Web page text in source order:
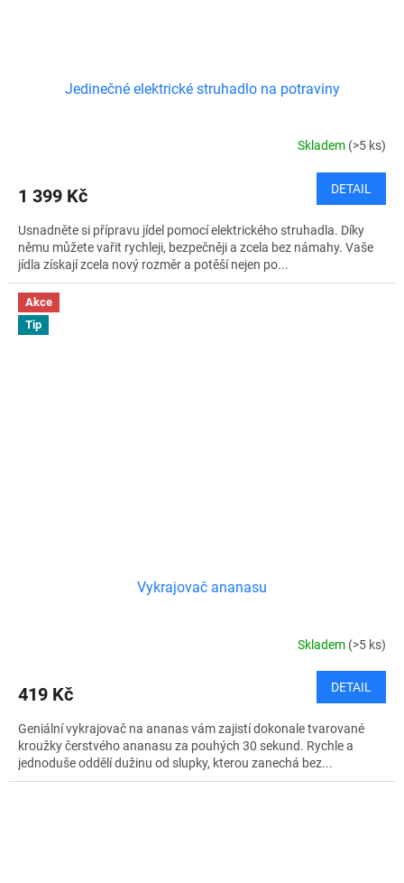
Jedinečné elektrické struhadlo na potraviny
Skladem (>5 ks)
1 399 Kč DETAIL
Usnadněte si přípravu jídel pomocí elektrického struhadla. Díky
němu můžete vařit rychleji, bezpečněji a zcela bez námahy. Vaše
jídla získají zcela nový rozměr a potěší nejen po...
Akce
Tip
Vykrajovač ananasu
Skladem (>5 ks)
419 Kč DETAIL
Geniální vykrajovač na ananas vám zajistí dokonale tvarované
kroužky čerstvého ananasu za pouhých 30 sekund. Rychle a
jednoduše oddělí dužinu od slupky, kterou zanechá bez...